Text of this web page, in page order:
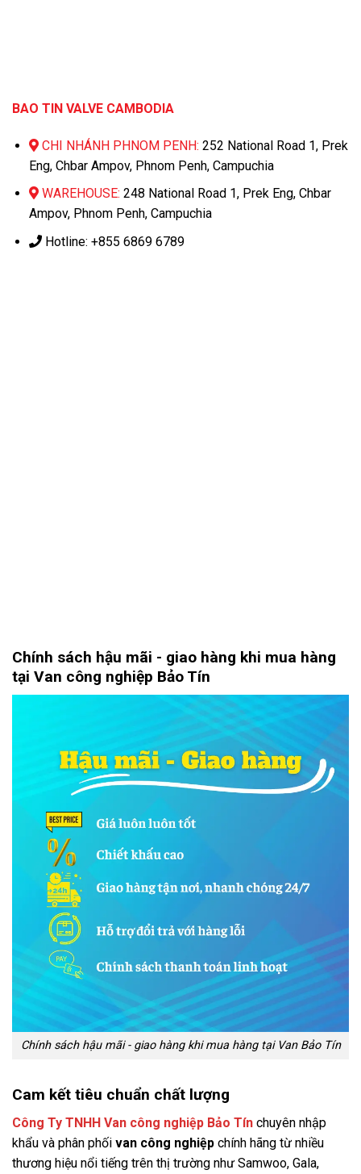
BAO TIN VALVE CAMBODIA
CHI NHÁNH PHNOM PENH: 252 National Road 1, Prek
Eng, Chbar Ampov, Phnom Penh, Campuchia
WAREHOUSE: 248 National Road 1, Prek Eng, Chbar
Ampov, Phnom Penh, Campuchia
Hotline: +855 6869 6789
Chính sách hậu mãi - giao hàng khi mua hàng
tại Van công nghiệp Bảo Tín
Chính sách hậu mãi - giao hàng khi mua hàng tại Van Bảo Tín
Cam kết tiêu chuẩn chất lượng
Công Ty TNHH Van công nghiệp Bảo Tín chuyên nhập
khẩu và phân phối van công nghiệp chính hãng từ nhiều
thương hiệu nổi tiếng trên thị trường như Samwoo, Gala,